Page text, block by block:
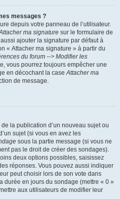
messages ?
depuis votre panneau de l’utilisateur.
ma signature sur le formulaire de
ajouter la signature par défaut à
« Attacher ma signature » à partir du
du forum --> Modifier les
vous pourrez toujours empêcher une
en décochant la caseAttacher ma
de message.
la publication d’un nouveau sujet ou
sujet (si vous en avez les
sous la partie message (si vous ne
pas le droit de créer des sondages).
deux options possibles, saisissez
réponses. Vous pouvez aussi indiquer
peut choisir lors de son vote dans
durée en jours du sondage (mettre « 0 »
aux utilisateurs de modifier leur